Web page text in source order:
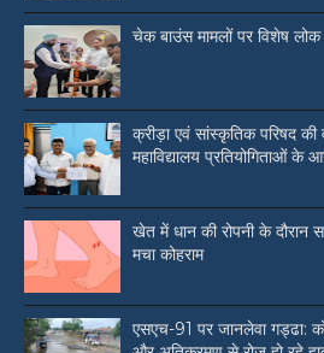
चेक बाउंस मामलों पर विशेष
क्रीड़ा एवं सांस्कृतिक परिषद
महाविद्यालय प्रतियोगिताओं के
खेत में धान की रोपनी के दौरान
मचा कोहराम
एसएच-91 पर जानलेवा गड्ढा: